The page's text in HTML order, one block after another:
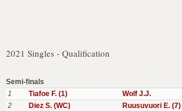
2021 Singles - Qualification
Semi-finals
1
Tiafoe F. (1) Wolf J.J.
2
Diez S. (WC) Ruusuvuori E. (7)